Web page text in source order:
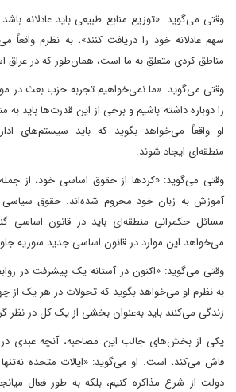
وقتی می‌گوید: «توزیع منابع طبیعی باید عادلانه
سهم عادلانه خود را دریافت کنند»، به نظرم
مناطق کردی متعلق به ما است، همان‌طور که در عراق
وقتی می‌گوید: «ما نمی‌خواهیم تجربه حزب بعث در
را دوباره داشته باشیم و برخی از این قدرت‌ها باید به
او واقعاً می‌خواهد بگوید که باید سیستم‌های
منطقه‌ای ایجاد شوند.
وقتی می‌گوید: «کردها از حقوق اساسی خود، از جمله
آموزش به زبان خود محروم شده‌اند. حقوق سیاسی
مسائل حکمرانی منطقه‌ای باید در قانون اساسی
می‌خواهد این موارد در قانون اساسی جدید سوریه
وقتی می‌گوید: «اکنون در آستانه یک پیشرفت در
به نظرم او می‌خواهد بگوید که تحولات در هر یک از
زندگی می‌کنند باید به‌عنوان بخشی از یک کل در نظر
یکی از بخش‌های جالب این مصاحبه، آنچه عبدی
فاش می‌کند، است. او می‌گوید: «ایالات متحده
دولت از شرع مذاکره کنیم، بلکه به طور فعال